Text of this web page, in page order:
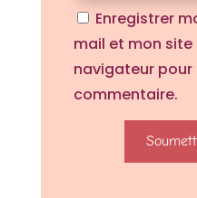
Enregistrer
mail et mon site
navigateur
commentaire.